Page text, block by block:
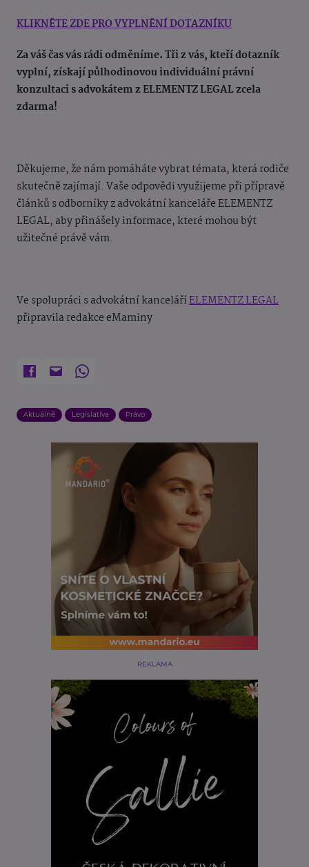
KLIKNĚTE ZDE PRO VYPLNĚNÍ DOTAZNÍKU
Za váš čas vás rádi odměníme. Tři z vás, kteří dotazník
vyplní, získají půlhodinovou individuální právní
konzultaci s advokátem z ELEMENTZ LEGAL zcela
zdarma!
Děkujeme, že nám pomáháte vybrat témata, která rodiče
skutečně zajímají. Vaše odpovědi využijeme při přípravě
článků s odborníky z advokátní kanceláře ELEMENTZ
LEGAL, aby přinášely informace, které mohou být
užitečné právě vám.
Ve spolupráci s advokátní kanceláříELEMENTZ LEGAL
připravila redakce eMaminy
Aktuálně Legislativa Právo
REKLAMA